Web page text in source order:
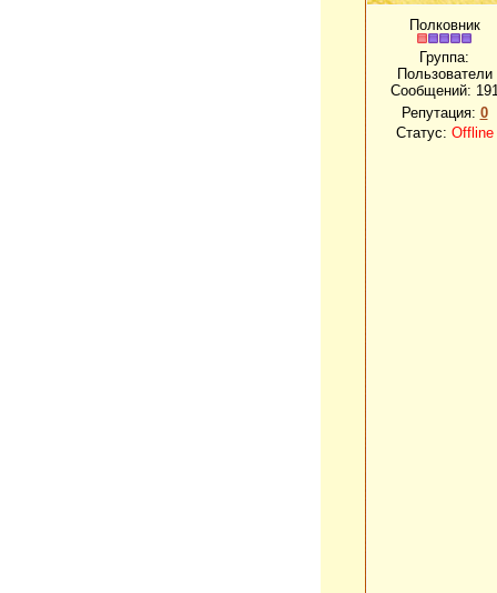
Полковник
Группа:
Пользователи
Сообщений:
Репутация: 0
Статус: Offline